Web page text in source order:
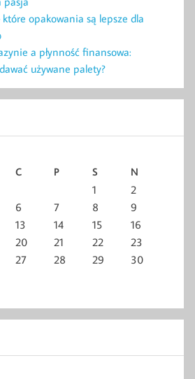
opakowania są lepsze dla
a płynność finansowa:
używane palety?
C P S N
1
2
6 7 8
9
13 14 15
16
20 21 22
23
27 28 29
30